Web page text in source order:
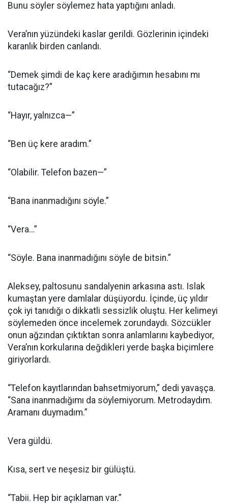
Bunu söyler söylemez hata yaptığını anladı.
Vera’nın yüzündeki kaslar gerildi. Gözlerinin içindeki
karanlık birden canlandı.
“Demek şimdi de kaç kere aradığımın hesabını mı
tutacağız?”
“Hayır, yalnızca—”
“Ben üç kere aradım.”
“Olabilir. Telefon bazen—”
“Bana inanmadığını söyle.”
“Vera…”
“Söyle. Bana inanmadığını söyle de bitsin.”
Aleksey, paltosunu sandalyenin arkasına astı. Islak
kumaştan yere damlalar düşüyordu. İçinde, üç yıldır
çok iyi tanıdığı o dikkatli sessizlik oluştu. Her kelimeyi
söylemeden önce incelemek zorundaydı. Sözcükler
onun ağzından çıktıktan sonra anlamlarını kaybediyor,
Vera’nın korkularına değdikleri yerde başka biçimlere
giriyorlardı.
“Telefon kayıtlarından bahsetmiyorum,” dedi yavaşça.
“Sana inanmadığımı da söylemiyorum. Metrodaydım.
Aramanı duymadım.”
Vera güldü.
Kısa, sert ve neşesiz bir gülüştü.
“Tabii. Hep bir açıklaman var.”